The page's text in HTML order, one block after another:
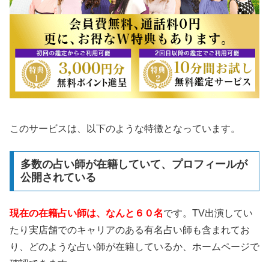
このサービスは、以下のような特徴となっています。
多数の占い師が在籍していて、プロフィールが
公開されている
現在の在籍占い師は、なんと６０名です。TV出演してい
たり実店舗でのキャリアのある有名占い師も含まれてお
り、どのような占い師が在籍しているか、ホームページで